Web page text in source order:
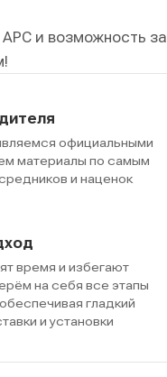
и возможность
официальными
материалы по самым
и наценок
время и избегают
на себя все этапы
гладкий
и установки